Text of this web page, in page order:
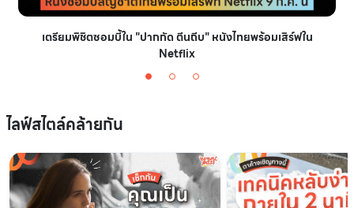
เตรียมพิชิตซอมบี้ใน "ปากกัด ตีนถีบ" หนังไทยพร้อมเสิร์ฟใน
Netflix
ไลฟ์สไตล์คล้ายกัน